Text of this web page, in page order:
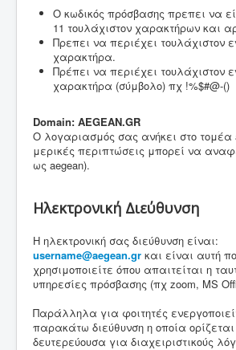
Ο κωδικός πρόσβασης πρεπει να
11 τουλάχιστον χαρακτήρων και
Πρεπει να περιέχει τουλάχιστον
χαρακτήρα.
Πρέπει να περιέχει τουλάχιστον
χαρακτήρα (σύμβολο) πχ !%$#@-()
Domain: AEGEAN.GR
Ο λογαριασμός σας ανήκει στο τομέα
μερικές περιπτώσεις μπορεί να
ως aegean).
Ηλεκτρονική Διεύθυνση
Η ηλεκτρονική σας διεύθυνση είναι:
username@aegean.gr και είναι αυτή
χρησιμοποιείτε όπου απαιτείται η
υπηρεσίες πρόσβασης (πχ zoom, MS
Παράλληλα για φοιτητές
παρακάτω διεύθυνση η οποία
δευτερεύουσα για διαχειριστικούς